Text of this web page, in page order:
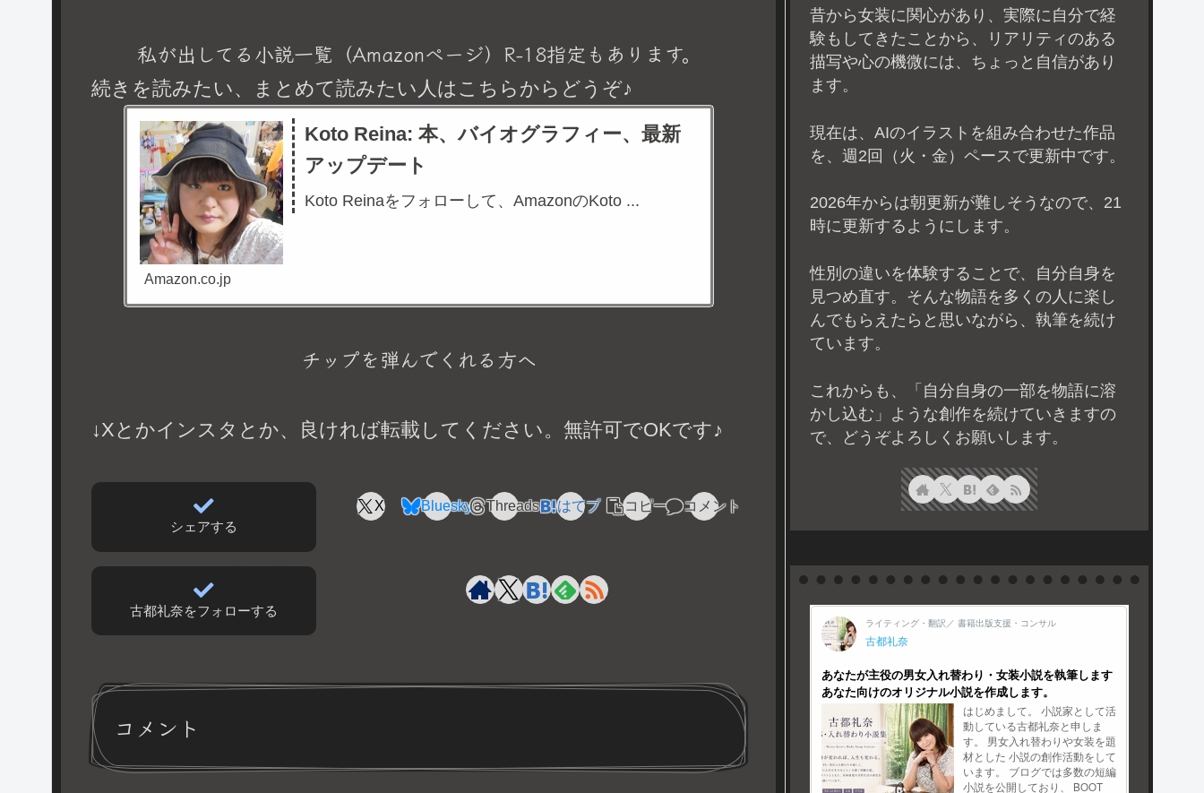
私が出してる小説一覧（Amazonページ）R-18指定もあります。
続きを読みたい、まとめて読みたい人はこちらからどうぞ♪
Koto Reina: 本、バイオグラフィー、最新
アップデート
Koto Reinaをフォローして、AmazonのKoto ...
Amazon.co.jp
チップを弾んでくれる方へ
↓Xとかインスタとか、良ければ転載してください。無許可でOKです♪
シェアする
X Bluesky Threads はてブ コピー コメント
古都礼奈をフォローする
コメント
昔から女装に関心があり、実際に自分で経
験もしてきたことから、リアリティのある
描写や心の機微には、ちょっと自信があり
ます。
現在は、AIのイラストを組み合わせた作品
を、週2回（火・金）ペースで更新中です。
2026年からは朝更新が難しそうなので、21
時に更新するようにします。
性別の違いを体験することで、自分自身を
見つめ直す。そんな物語を多くの人に楽し
んでもらえたらと思いながら、執筆を続け
ています。
これからも、「自分自身の一部を物語に溶
かし込む」ような創作を続けていきますの
で、どうぞよろしくお願いします。